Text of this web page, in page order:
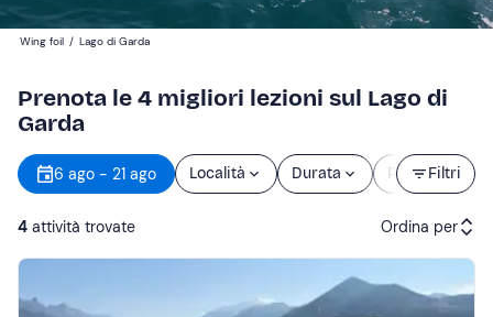
Wing foil / Lago di Garda
Prenota le 4 migliori lezioni sul Lago di
Garda
Filtri
6 ago - 21 ago Località Durata Prezzo
4 attività trovate Ordina per
Attività consigliate